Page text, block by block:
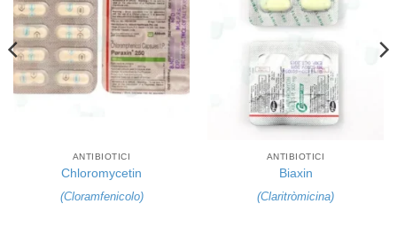
ANTIBIOTICI
Chloromycetin
(Cloramfenicolo)
ANTIBIOTICI
Biaxin
(Claritròmicina)